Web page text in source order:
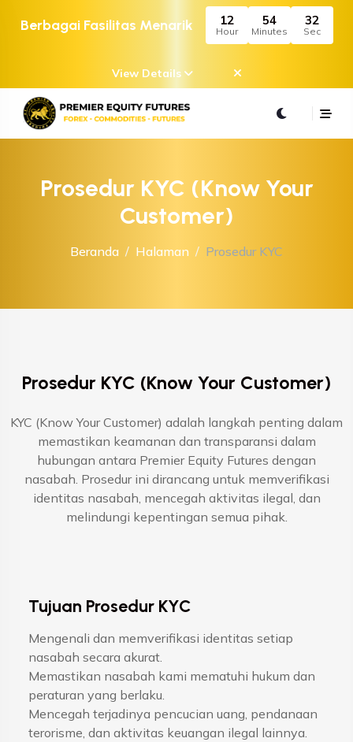
Berbagai Fasilitas Menarik 12
Hour
54
Minutes
32
Sec
View Details
Prosedur KYC (Know Your
Customer)
Beranda Halaman Prosedur KYC
Prosedur KYC (Know Your Customer)
KYC (Know Your Customer) adalah langkah penting dalam
memastikan keamanan dan transparansi dalam
hubungan antara Premier Equity Futures dengan
nasabah. Prosedur ini dirancang untuk memverifikasi
identitas nasabah, mencegah aktivitas ilegal, dan
melindungi kepentingan semua pihak.
Tujuan Prosedur KYC
Mengenali dan memverifikasi identitas setiap
nasabah secara akurat.
Memastikan nasabah kami mematuhi hukum dan
peraturan yang berlaku.
Mencegah terjadinya pencucian uang, pendanaan
terorisme, dan aktivitas keuangan ilegal lainnya.